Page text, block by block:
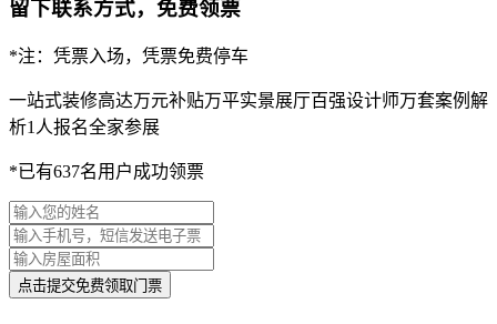
留下联系方式，免费领票
*注：凭票入场，凭票免费停车
一站式装修高达万元补贴万平实景展厅百强设计师万套案例解
析1人报名全家参展
*已有637名用户成功领票
点击提交免费领取门票